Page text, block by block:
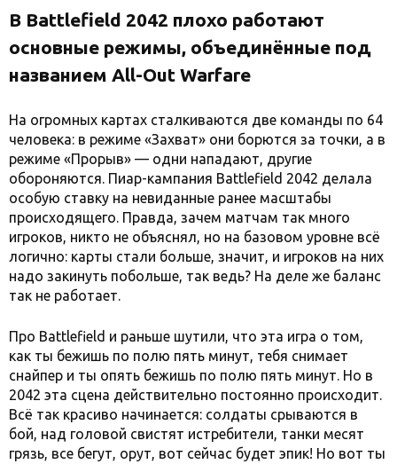
В Battlefield 2042 плохо работают
основные режимы, объединённые под
названием All-Out Warfare
На огромных картах сталкиваются две команды по 64
человека: в режиме «Захват» они борются за точки, а в
режиме «Прорыв» — одни нападают, другие
обороняются. Пиар-кампания Battlefield 2042 делала
особую ставку на невиданные ранее масштабы
происходящего. Правда, зачем матчам так много
игроков, никто не объяснял, но на базовом уровне всё
логично: карты стали больше, значит, и игроков на них
надо закинуть побольше, так ведь? На деле же баланс
так не работает.
Про Battlefield и раньше шутили, что эта игра о том,
как ты бежишь по полю пять минут, тебя снимает
снайпер и ты опять бежишь по полю пять минут. Но в
2042 эта сцена действительно постоянно происходит.
Всё так красиво начинается: солдаты срываются в
бой, над головой свистят истребители, танки месят
грязь, все бегут, орут, вот сейчас будет эпик! Но вот ты